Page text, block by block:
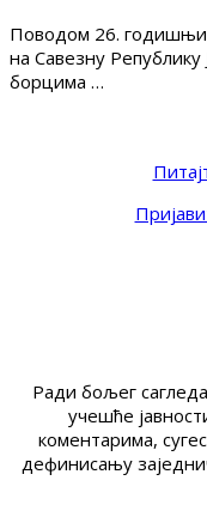
Поводом 26.
на Савезну Републику
борцима …
Ради бољег
учешће
коментарима,
дефинисању